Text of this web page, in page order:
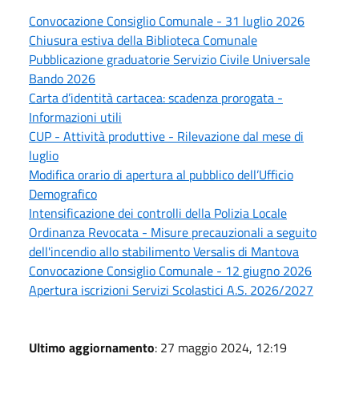
Convocazione Consiglio Comunale - 31 luglio 2026
Chiusura estiva della Biblioteca Comunale
Pubblicazione graduatorie Servizio Civile Universale
Bando 2026
Carta d’identità cartacea: scadenza prorogata -
Informazioni utili
CUP - Attività produttive - Rilevazione dal mese di
luglio
Modifica orario di apertura al pubblico dell’Ufficio
Demografico
Intensificazione dei controlli della Polizia Locale
Ordinanza Revocata - Misure precauzionali a seguito
dell'incendio allo stabilimento Versalis di Mantova
Convocazione Consiglio Comunale - 12 giugno 2026
Apertura iscrizioni Servizi Scolastici A.S. 2026/2027
Ultimo aggiornamento: 27 maggio 2024, 12:19